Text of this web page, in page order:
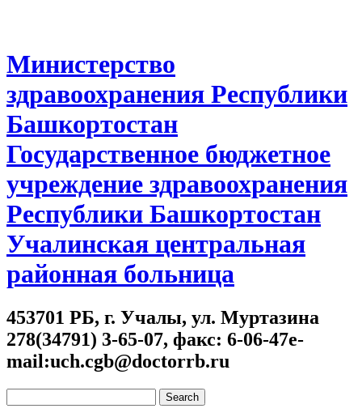
Министерство
здравоохранения Республики
Башкортостан
Государственное бюджетное
учреждение здравоохранения
Республики Башкортостан
Учалинская центральная
районная больница
453701 РБ, г. Учалы, ул. Муртазина
278(34791) 3-65-07, факс: 6-06-47e-
mail:uch.cgb@doctorrb.ru